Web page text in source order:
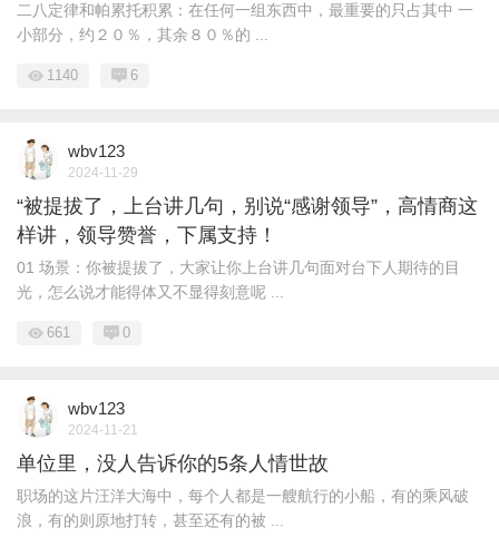
二八定律和帕累托积累：在任何一组东西中，最重要的只占其中 一
小部分，约２０％，其余８０％的 ...
1140 6
wbv123
2024-11-29
“被提拔了，上台讲几句，别说“感谢领导”，高情商这
样讲，领导赞誉，下属支持！
01 场景：你被提拔了，大家让你上台讲几句面对台下人期待的目
光，怎么说才能得体又不显得刻意呢 ...
661 0
wbv123
2024-11-21
单位里，没人告诉你的5条人情世故
职场的这片汪洋大海中，每个人都是一艘航行的小船，有的乘风破
浪，有的则原地打转，甚至还有的被 ...